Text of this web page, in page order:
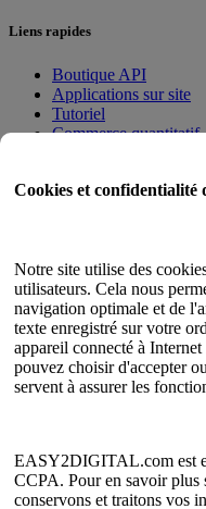
Cookies et confidentialité
Notre site utilise des
utilisateurs. Cela nous
navigation optimale et de
texte enregistré sur votre
appareil connecté à
pouvez choisir d'accepter
servent à assurer les
EASY2DIGITAL.com est
CCPA. Pour en savoir plus
conservons et traitons vos
Liens rapides
Boutique API
Applications sur site
Tutoriel
Commerce quantitatif
Guide de l'utilisateur
Plan du site HTML
Langue
Anglais
chinois simplifié
Espagnol
Français
coréen